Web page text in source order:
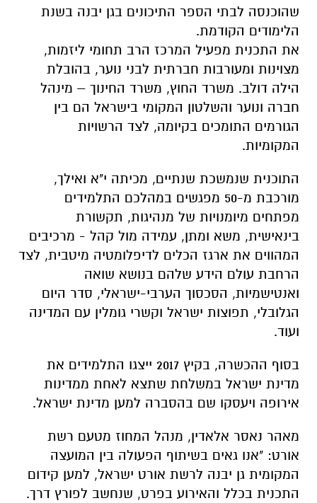
שהוכנסה לבתי הספר התיכונים בגן יבנה בשנת
הלימודים הקודמת.
את התכנית מפעיל המרכז הרב תחומי ליזמות,
מצוינות ומעורבות חברתית לבני נוער, בהובלת
הילה דולב. משרד החוץ, משרד החינוך – מינהל
חברה ונוער והשלטון המקומי בישראל הם בין
הגורמים התומכים בקיומה, לצד הרשויות
המקומיות.
התוכנית שנמשכת שנתיים, מכיתה י"א ואילך,
מורכבת מ-50 מפגשים במהלכם התלמידים
מפתחים מיומנויות של מנהיגות, תקשורת
בינאישית, משא ומתן, עמידה מול קהל - מרכיבים
המהווים את ארגז הכלים לדיפלומטיה מיטבית, לצד
הרחבת עולם הידע שלהם בנושא שואה
ואנטישמיות, הסכסוך הערבי-ישראלי, סדר היום
הגלובלי, תפוצות ישראל וקשרי גומלין עם המדינה
ועוד.
בסוף ההכשרה, בקיץ 2017 ייצגו התלמידים את
מדינת ישראל במשלחת שתצא לאחת ממדינות
אירופה ויעסקו שם בהסברה למען מדינת ישראל.
מאהר נאסר אלאדין, מנהל המחוז מטעם רשת
אורט: "אנו גאים בשיתוף הפעולה בין המועצה
המקומית גן יבנה לרשת אורט ישראל, למען קידום
התכנית בכלל והאירוע בפרט, שנחשב לפורץ דרך.